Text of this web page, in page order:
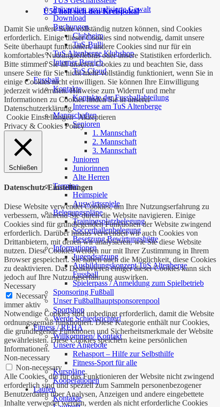
Prävention sexualisierte Gewalt
Download
Buchungen
Clubheim
TuS-Bulli
TuS Altenberge Klubshop
Interner Bereich
TuS Cloud
Fussball
Kontakte
Kontakte der Fussballabteilung
Interesse am TuS Altenberge
Mannschaften
Senioren
1. Mannschaft
2. Mannschaft
3. Mannschaft
Junioren
Juniorinnen
Alte Herren
Termine
Heimspiele
Auswärtsspiele
Belegungspläne
Trainingsplatzbelegung
Soccerhallenbelegung
Besetzung Bewirtungshütte
Informationen
Jugendsatzung
Ausbildungskonzept TuS Altenberge
Fussball
Spielerpass / Anmeldung zum Spielbetrieb
Sponsoring Fußball
Unser Fußballhauptsponsorenpool
Sportshop
Werde Schiedsrichter!
Fitness / REHA
Willkommen/ Kontakt
Unsere Angebote
Rehasport – Hilfe zur Selbsthilfe
Fitness-Sport für alle
Kurspläne
Kooperationen
Laufen
Kontakte
Ü50 holt sich den Kreispokal
Damit Sie unsere Seite vollständig nutzen können, sind Cookies
erforderlich. Einige dieser Cookies sind notwendig, damit unsere
Seite überhaupt funktioniert, andere Cookies sind nur für ein
komfortables Nutzungserlebnis oder unsere Statistiken erforderlich.
Bitte stimmen Sie all unseren Cookies zu und beachten Sie, dass
unsere Seite für Sie nicht mehr vollständig funktioniert, wenn Sie in
einige Cookies nicht einwilligen. Sie können Ihre Einwilligung
jederzeit widerrufen. Hinweise zum Widerruf und mehr
Informationen zu Cookies finden Sie in unserer
Datenschutzerklärung.
Cookie Einstellungen Akzeptieren
Privacy & Cookies Policy
Schließen
Datenschutz-Einstellungen
Diese Website verwendet Cookies, um Ihre Nutzungserfahrung zu
verbessern, während Sie durch die Website navigieren. Einige
Cookies sind für grundlegenden Funktionen der Website zwingend
erforderlich. Darüber hinaus verwenden wir auch Cookies von
Drittanbietern, mit denen wir analysieren, wie Sie diese Website
nutzen. Diese Cookies werden nur mit Ihrer Zustimmung in Ihrem
Browser gespeichert. Sie haben auch die Möglichkeit, diese Cookies
zu deaktivieren. Das Deaktivieren einiger dieser Cookies kann sich
jedoch auf Ihre Nutzungserfahrung auswirken.
Necessary
Necessary
immer aktiv
Notwendige Cookies sind unbedingt erforderlich, damit die Website
ordnungsgemäß funktioniert. Diese Kategorie enthält nur Cookies,
die grundlegende Funktionen und Sicherheitsmerkmale der Website
gewährleisten. Diese Cookies speichern keine persönlichen
Informationen.
Non-necessary
Non-necessary
Alle Cookies, die für das Funktionieren der Website nicht zwingend
erforderlich sind und speziell zum Sammeln personenbezogener
Benutzerdaten über Analysen, Anzeigen und andere eingebettete
Inhalte verwendet werden, werden als nicht erforderliche Cookies